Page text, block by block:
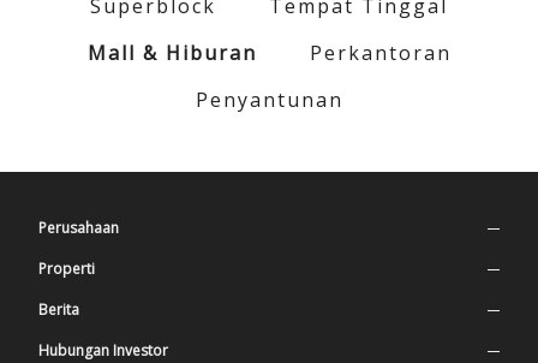
Superblock
Tempat Tinggal
Mall & Hiburan
Perkantoran
Penyantunan
Perusahaan
Profil Perusahaan
Nilai Perusahaan
Sejarah
Properti
Superblock
Tempat Tinggal
Berita
Press Release
Hubungan Investor